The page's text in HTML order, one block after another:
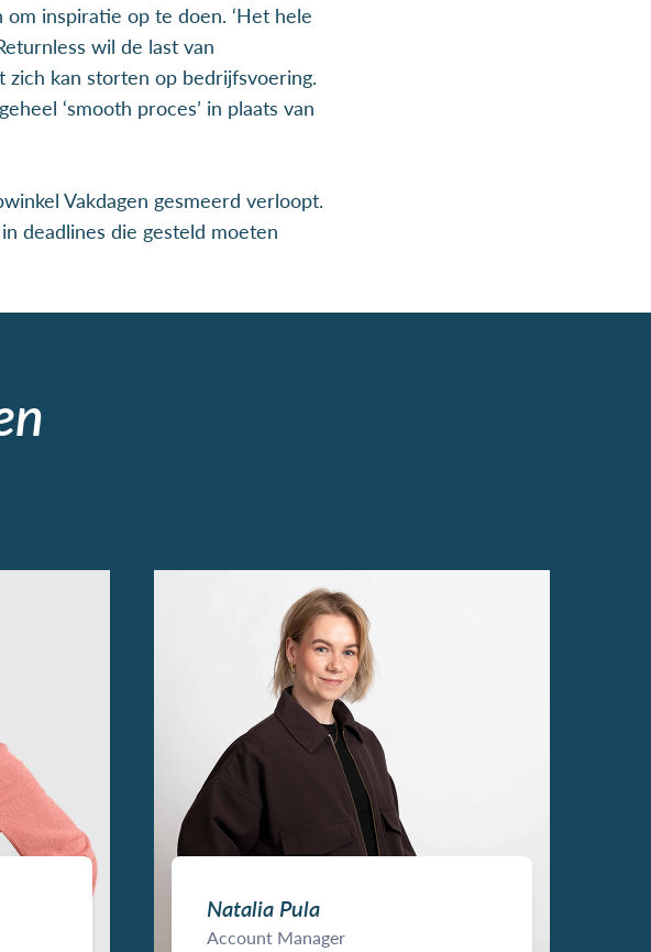
inspiratie op te doen. ‘Het hele
wil de last van
kan storten op bedrijfsvoering.
‘smooth proces’ in plaats van
Vakdagen gesmeerd verloopt.
deadlines die gesteld moeten
Natalia Pula
Account Manager